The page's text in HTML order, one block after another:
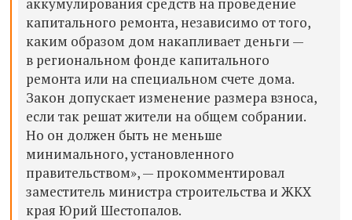
капитального ремонта, независимо от того,
каким образом дом накапливает деньги —
в региональном фонде капитального
ремонта или на специальном счете дома.
Закон допускает изменение размера взноса,
если так решат жители на общем собрании.
Но он должен быть не меньше
минимального, установленного
правительством», — прокомментировал
заместитель министра строительства и ЖКХ
края Юрий Шестопалов.